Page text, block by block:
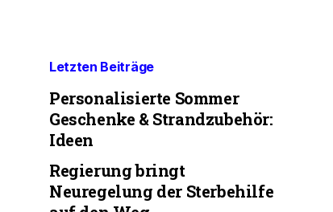
Letzten Beiträge
Personalisierte Sommer
Geschenke & Strandzubehör:
Ideen
Regierung bringt
Neuregelung der Sterbehilfe